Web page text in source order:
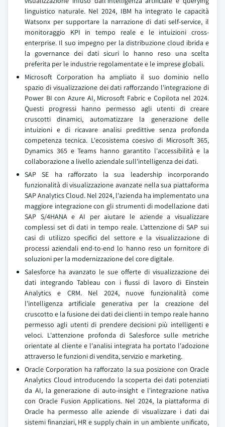
linguistico naturale. Nel 2024, IBM ha integrato le capacità
Watsonx per supportare la narrazione di dati self-service, il
monitoraggio KPI in tempo reale e le intuizioni cross-
enterprise. Il suo impegno per la distribuzione cloud ibrida e
la governance dei dati sicuri lo hanno reso una scelta
preferita per le industrie regolamentate e le imprese globali.
Microsoft Corporation ha ampliato il suo dominio nello
spazio di visualizzazione dei dati rafforzando l'integrazione di
Power BI con Azure AI, Microsoft Fabric e Copilota nel 2024.
Questi progressi hanno permesso agli utenti di creare
cruscotti dinamici, automatizzare la generazione delle
intuizioni e di ricavare analisi predittive senza profonda
competenza tecnica. L'ecosistema coesivo di Microsoft 365,
Dynamics 365 e Teams hanno garantito l'accessibilità e la
collaborazione a livello aziendale sull'intelligenza dei dati.
SAP SE ha rafforzato la sua leadership incorporando
funzionalità di visualizzazione avanzate nella sua piattaforma
SAP Analytics Cloud. Nel 2024, l'azienda ha implementato una
maggiore integrazione con gli strumenti di modellazione dati
SAP S/4HANA e AI per aiutare le aziende a visualizzare
complessi set di dati in tempo reale. L’attenzione di SAP sui
casi di utilizzo specifici del settore e la visualizzazione di
processi aziendali end-to-end lo hanno reso un fornitore di
soluzioni per la modernizzazione del core digitale.
Salesforce ha avanzato le sue offerte di visualizzazione dei
dati integrando Tableau con i flussi di lavoro di Einstein
Analytics e CRM. Nel 2024, nuove funzionalità come
l'intelligenza artificiale generativa per la creazione del
cruscotto e la fusione dei dati dei clienti in tempo reale hanno
permesso agli utenti di prendere decisioni più intelligenti e
veloci. L'attenzione profonda di Salesforce sulle metriche
orientate al cliente e l'analisi integrata ha portato l'adozione
attraverso le funzioni di vendita, servizio e marketing.
Oracle Corporation ha rafforzato la sua posizione con Oracle
Analytics Cloud introducendo la scoperta dei dati potenziati
da AI, la generazione di auto-insight e l'integrazione nativa
con Oracle Fusion Applications. Nel 2024, la piattaforma di
Oracle ha permesso alle aziende di visualizzare i dati dai
sistemi finanziari, HR e supply chain in un ambiente unificato,